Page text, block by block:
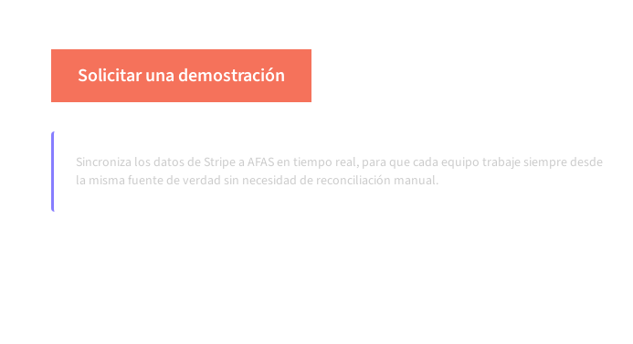
Solicitar una demostración
Sincroniza los datos de Stripe a AFAS en tiempo real, para que cada equipo trabaje siempre desde
la misma fuente de verdad sin necesidad de reconciliación manual.